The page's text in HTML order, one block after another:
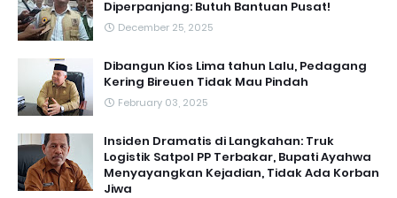
Diperpanjang: Butuh Bantuan Pusat!
December 25, 2025
Dibangun Kios Lima tahun Lalu, Pedagang
Kering Bireuen Tidak Mau Pindah
February 03, 2025
Insiden Dramatis di Langkahan: Truk
Logistik Satpol PP Terbakar, Bupati Ayahwa
Menyayangkan Kejadian, Tidak Ada Korban
Jiwa